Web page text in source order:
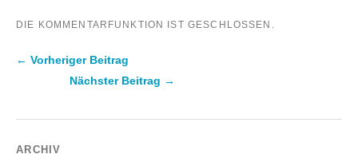
DIE KOMMENTARFUNKTION IST GESCHLOSSEN.
Beitragsnavigation
← Vorheriger Beitrag
Nächster Beitrag →
ARCHIV